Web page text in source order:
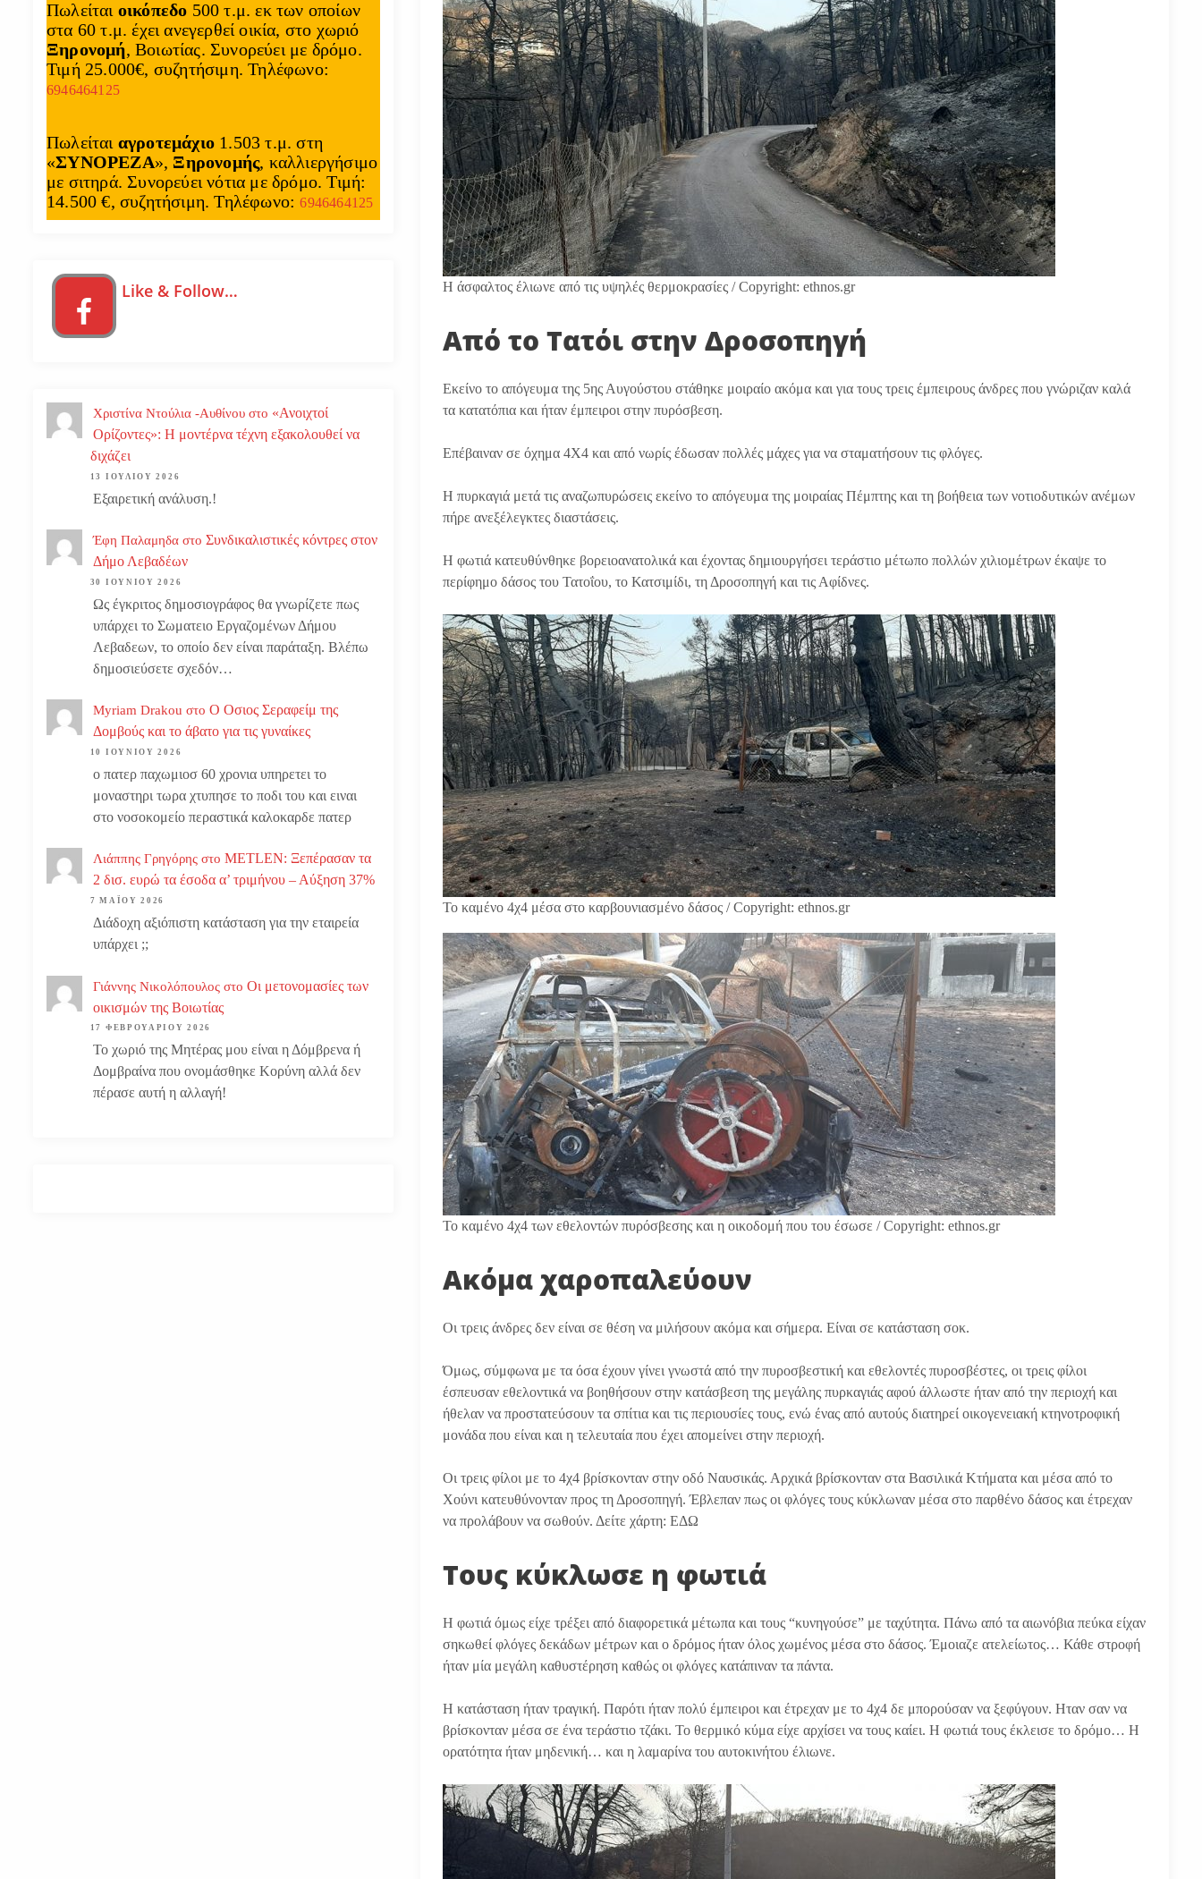
Η άσφαλτος έλιωνε από τις υψηλές θερμοκρασίες / Copyright: ethnos.gr
Από το Τατόι στην Δροσοπηγή
Εκείνο το απόγευμα της 5ης Αυγούστου στάθηκε μοιραίο ακόμα και για τους τρεις έμπειρους άνδρες που γνώριζαν καλά
τα κατατόπια και ήταν έμπειροι στην πυρόσβεση.
Επέβαιναν σε όχημα 4Χ4 και από νωρίς έδωσαν πολλές μάχες για να σταματήσουν τις φλόγες.
Η πυρκαγιά μετά τις αναζωπυρώσεις εκείνο το απόγευμα της μοιραίας Πέμπτης και τη βοήθεια των νοτιοδυτικών ανέμων
πήρε ανεξέλεγκτες διαστάσεις.
Η φωτιά κατευθύνθηκε βορειοανατολικά και έχοντας δημιουργήσει τεράστιο μέτωπο πολλών χιλιομέτρων έκαψε το
περίφημο δάσος του Τατοΐου, το Κατσιμίδι, τη Δροσοπηγή και τις Αφίδνες.
Το καμένο 4χ4 μέσα στο καρβουνιασμένο δάσος / Copyright: ethnos.gr
Το καμένο 4χ4 των εθελοντών πυρόσβεσης και η οικοδομή που του έσωσε / Copyright: ethnos.gr
Ακόμα χαροπαλεύουν
Οι τρεις άνδρες δεν είναι σε θέση να μιλήσουν ακόμα και σήμερα. Είναι σε κατάσταση σοκ.
Όμως, σύμφωνα με τα όσα έχουν γίνει γνωστά από την πυροσβεστική και εθελοντές πυροσβέστες, οι τρεις φίλοι
έσπευσαν εθελοντικά να βοηθήσουν στην κατάσβεση της μεγάλης πυρκαγιάς αφού άλλωστε ήταν από την περιοχή και
ήθελαν να προστατεύσουν τα σπίτια και τις περιουσίες τους, ενώ ένας από αυτούς διατηρεί οικογενειακή κτηνοτροφική
μονάδα που είναι και η τελευταία που έχει απομείνει στην περιοχή.
Οι τρεις φίλοι με το 4χ4 βρίσκονταν στην οδό Ναυσικάς. Αρχικά βρίσκονταν στα Βασιλικά Κτήματα και μέσα από το
Χούνι κατευθύνονταν προς τη Δροσοπηγή. Έβλεπαν πως οι φλόγες τους κύκλωναν μέσα στο παρθένο δάσος και έτρεχαν
να προλάβουν να σωθούν. Δείτε χάρτη: ΕΔΩ
Τους κύκλωσε η φωτιά
Η φωτιά όμως είχε τρέξει από διαφορετικά μέτωπα και τους “κυνηγούσε” με ταχύτητα. Πάνω από τα αιωνόβια πεύκα είχαν
σηκωθεί φλόγες δεκάδων μέτρων και ο δρόμος ήταν όλος χωμένος μέσα στο δάσος. Έμοιαζε ατελείωτος… Κάθε στροφή
ήταν μία μεγάλη καθυστέρηση καθώς οι φλόγες κατάπιναν τα πάντα.
Η κατάσταση ήταν τραγική. Παρότι ήταν πολύ έμπειροι και έτρεχαν με το 4χ4 δε μπορούσαν να ξεφύγουν. Ηταν σαν να
βρίσκονταν μέσα σε ένα τεράστιο τζάκι. Το θερμικό κύμα είχε αρχίσει να τους καίει. Η φωτιά τους έκλεισε το δρόμο… Η
ορατότητα ήταν μηδενική… και η λαμαρίνα του αυτοκινήτου έλιωνε.
Πωλείται οικόπεδο 500 τ.μ. εκ των οποίων
στα 60 τ.μ. έχει ανεγερθεί οικία, στο χωριό
Ξηρονομή, Βοιωτίας. Συνορεύει με δρόμο.
Τιμή 25.000€, συζητήσιμη. Τηλέφωνο:
6946464125
Πωλείται αγροτεμάχιο 1.503 τ.μ. στη
«ΣΥΝΟΡΕΖΑ», Ξηρονομής, καλλιεργήσιμο
με σιτηρά. Συνορεύει νότια με δρόμο. Τιμή:
14.500 €, συζητήσιμη. Τηλέφωνο:6946464125
Like & Follow…
Χριστίνα Ντούλια -Αυθίνου στο «Ανοιχτοί
Ορίζοντες»: Η μοντέρνα τέχνη εξακολουθεί να
διχάζει
13 ΙΟΥΛΊΟΥ 2026
Εξαιρετική ανάλυση.!
Έφη Παλαμηδα στο Συνδικαλιστικές κόντρες στον
Δήμο Λεβαδέων
30 ΙΟΥΝΊΟΥ 2026
Ως έγκριτος δημοσιογράφος θα γνωρίζετε πως
υπάρχει το Σωματειο Εργαζομένων Δήμου
Λεβαδεων, το οποίο δεν είναι παράταξη. Βλέπω
δημοσιεύσετε σχεδόν…
Myriam Drakou στο Ο Οσιος Σεραφείμ της
Δομβούς και το άβατο για τις γυναίκες
10 ΙΟΥΝΊΟΥ 2026
ο πατερ παχωμιοσ 60 χρονια υπηρετει το
μοναστηρι τωρα χτυπησε το ποδι του και ειναι
στο νοσοκομείο περαστικά καλοκαρδε πατερ
Λιάππης Γρηγόρης στο METLEN: Ξεπέρασαν τα
2 δισ. ευρώ τα έσοδα α’ τριμήνου – Αύξηση 37%
7 ΜΑΪ́ΟΥ 2026
Διάδοχη αξιόπιστη κατάσταση για την εταιρεία
υπάρχει ;;
Γιάννης Νικολόπουλος στο Οι μετονομασίες των
οικισμών της Βοιωτίας
17 ΦΕΒΡΟΥΑΡΊΟΥ 2026
Το χωριό της Μητέρας μου είναι η Δόμβρενα ή
Δομβραίνα που ονομάσθηκε Κορύνη αλλά δεν
πέρασε αυτή η αλλαγή!